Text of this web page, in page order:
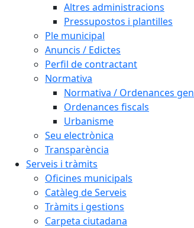
Altres administracions
Pressupostos i plantilles
Ple municipal
Anuncis / Edictes
Perfil de contractant
Normativa
Normativa / Ordenances
Ordenances fiscals
Urbanisme
Seu electrònica
Transparència
Serveis i tràmits
Oficines municipals
Catàleg de Serveis
Tràmits i gestions
Carpeta ciutadana